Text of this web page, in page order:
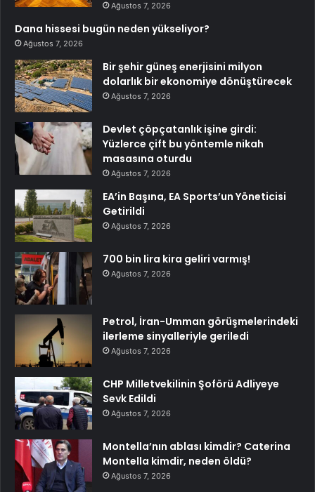
Ağustos 7, 2026
Dana hissesi bugün neden yükseliyor?
Ağustos 7, 2026
Bir şehir güneş enerjisini milyon
dolarlık bir ekonomiye dönüştürecek
Ağustos 7, 2026
Devlet çöpçatanlık işine girdi:
Yüzlerce çift bu yöntemle nikah
masasına oturdu
Ağustos 7, 2026
EA’in Başına, EA Sports’un Yöneticisi
Getirildi
Ağustos 7, 2026
700 bin lira kira geliri varmış!
Ağustos 7, 2026
Petrol, İran-Umman görüşmelerindeki
ilerleme sinyalleriyle geriledi
Ağustos 7, 2026
CHP Milletvekilinin Şoförü Adliyeye
Sevk Edildi
Ağustos 7, 2026
Montella’nın ablası kimdir? Caterina
Montella kimdir, neden öldü?
Ağustos 7, 2026